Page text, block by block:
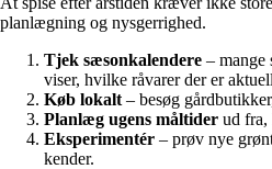
planlægning og nysgerrighed.
Tjek sæsonkalendere – mange
viser, hvilke råvarer der er
Køb lokalt – besøg
Planlæg ugens måltider ud fra,
Eksperimentér – prøv nye
kender.